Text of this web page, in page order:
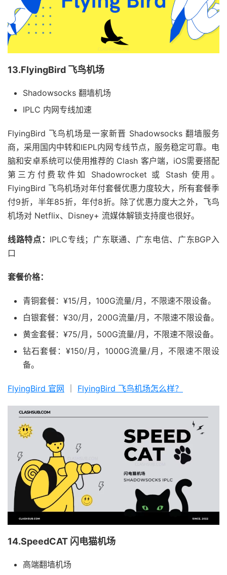
13.FlyingBird 飞鸟机场
Shadowsocks 翻墙机场
IPLC 内网专线加速
FlyingBird 飞鸟机场是一家新晋 Shadowsocks 翻墙服务
商，采用国内中转和IEPL内网专线节点，服务稳定可靠。电
脑和安卓系统可以使用推荐的 Clash 客户端，iOS需要搭配
第三方付费软件如 Shadowrocket 或 Stash 使用。
FlyingBird 飞鸟机场对年付套餐优惠力度较大，所有套餐季
付9折，半年85折，年付8折。除了优惠力度大之外，飞鸟
机场对 Netflix、Disney+ 流媒体解锁支持度也很好。
线路特点： IPLC专线；广东联通、广东电信、广东BGP入
口
套餐价格：
青铜套餐：¥15/月，100G流量/月，不限速不限设备。
白银套餐：¥30/月，200G流量/月，不限速不限设备。
黄金套餐：¥75/月，500G流量/月，不限速不限设备。
钻石套餐：¥150/月，1000G流量/月，不限速不限设
备。
FlyingBird 官网 FlyingBird 飞鸟机场怎么样？
14.SpeedCAT 闪电猫机场
高端翻墙机场